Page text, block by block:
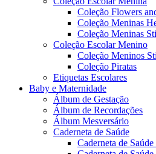
Coleção Flowers
Coleção Meninas
Coleção Meninas
Coleção Escolar Menino
Coleção Meninos
Coleção Piratas
Etiquetas Escolares
Baby e Maternidade
Álbum de Gestação
Álbum de Recordações
Álbum Mesversário
Caderneta de Saúde
Caderneta de